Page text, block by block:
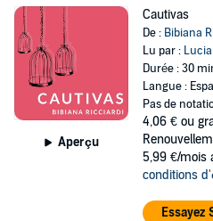
Aperçu
Cautivas
De : Bibiana
Lu par :
Durée : 30
Langue :
Pas de
4,06 € ou
5,99 €/mois
conditions